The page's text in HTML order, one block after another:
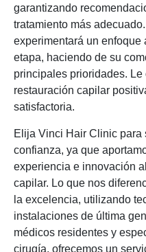
garantizando
tratamiento más
experimentará un enfoque
etapa, haciendo de su
principales prioridades.
restauración capilar
satisfactoria.
Elija Vinci Hair Clinic para
confianza, ya que
experiencia e innovación
capilar. Lo que nos
la excelencia, utilizando
instalaciones de última
médicos residentes y
cirugía, ofrecemos un